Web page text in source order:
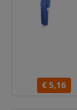
€ 5,16